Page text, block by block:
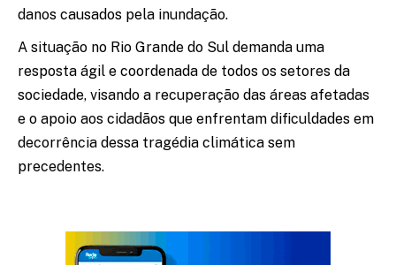
danos causados pela inundação.
A situação no Rio Grande do Sul demanda uma
resposta ágil e coordenada de todos os setores da
sociedade, visando a recuperação das áreas afetadas
e o apoio aos cidadãos que enfrentam dificuldades em
decorrência dessa tragédia climática sem
precedentes.